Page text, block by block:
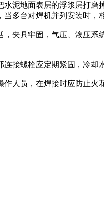
泥地面表层的浮浆层打磨
多台对焊机并列安装时
夹具牢固，气压、液压
接螺栓应定期紧固，冷却
人员，在焊接时应防止